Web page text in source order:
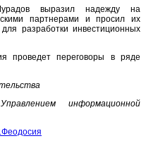
выразил надежду на
партнерами и просил их
разработки инвестиционных
проведет переговоры в ряде
информационной